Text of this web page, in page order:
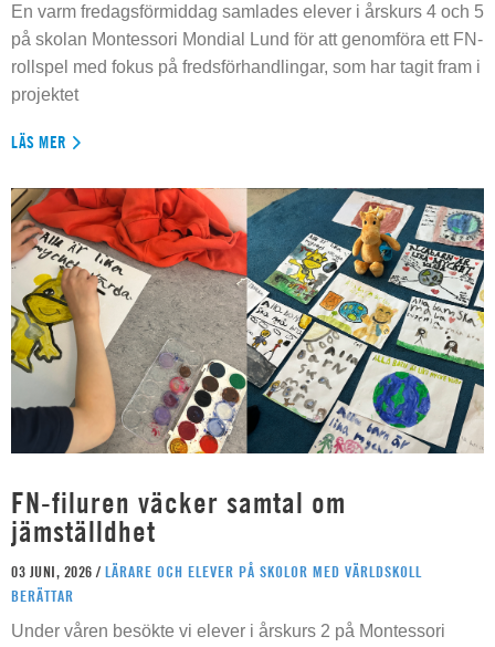
En varm fredagsförmiddag samlades elever i årskurs 4 och 5
på skolan Montessori Mondial Lund för att genomföra ett FN-
rollspel med fokus på fredsförhandlingar, som har tagit fram i
projektet
LÄS MER
FN-filuren väcker samtal om
jämställdhet
03 JUNI, 2026 / LÄRARE OCH ELEVER PÅ SKOLOR MED VÄRLDSKOLL
BERÄTTAR
Under våren besökte vi elever i årskurs 2 på Montessori